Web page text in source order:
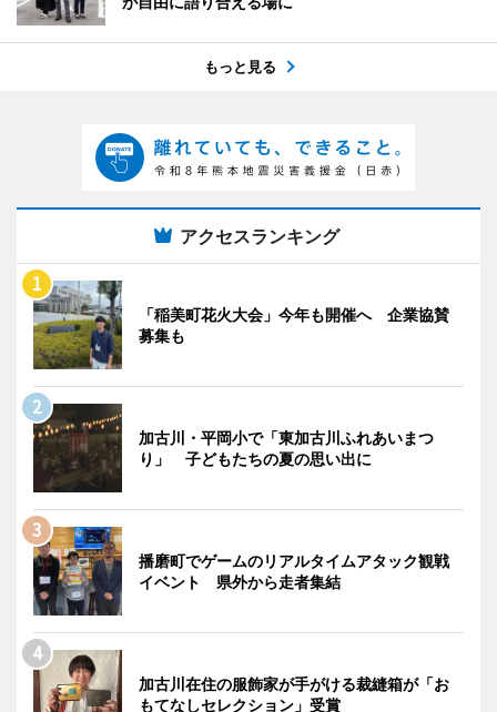
もっと見る
アクセスランキング
「稲美町花火大会」今年も開催へ 企業協賛
募集も
加古川・平岡小で「東加古川ふれあいまつ
り」 子どもたちの夏の思い出に
播磨町でゲームのリアルタイムアタック観戦
イベント 県外から走者集結
加古川在住の服飾家が手がける裁縫箱が「お
もてなしセレクション」受賞